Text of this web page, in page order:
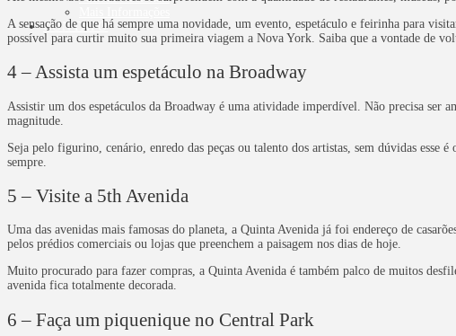
CONTATO
A sensação de que há sempre uma novidade, um evento, espetáculo e feirinha para
possível para curtir muito sua primeira viagem a Nova York. Saiba que a vontade de
4 – Assista um espetáculo na Broadway
Assistir um dos espetáculos da Broadway é uma atividade imperdível. Não precisa ser
magnitude.
Seja pelo figurino, cenário, enredo das peças ou talento dos artistas, sem dúvidas esse
sempre.
5 – Visite a 5th Avenida
Uma das avenidas mais famosas do planeta, a Quinta Avenida já foi endereço de
pelos prédios comerciais ou lojas que preenchem a paisagem nos dias de hoje.
Muito procurado para fazer compras, a Quinta Avenida é também palco de muitos
avenida fica totalmente decorada.
6 – Faça um piquenique no Central Park